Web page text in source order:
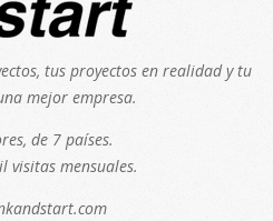
tus proyectos en realidad y tu
mejor empresa.
de 7 países.
visitas mensuales.